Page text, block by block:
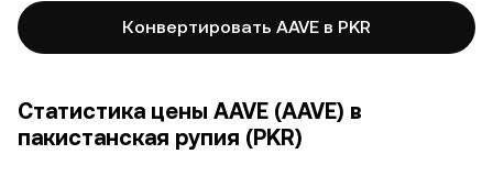
Конвертировать AAVE в PKR
Статистика цены AAVE (AAVE) в
пакистанская рупия (PKR)